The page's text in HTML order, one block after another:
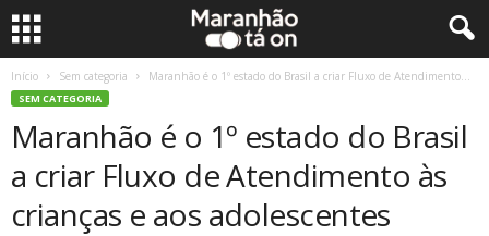
Início Sem categoria Maranhão é o 1º estado do Brasil a criar Fluxo de Atendimento...
SEM CATEGORIA
Maranhão é o 1º estado do Brasil
a criar Fluxo de Atendimento às
crianças e aos adolescentes